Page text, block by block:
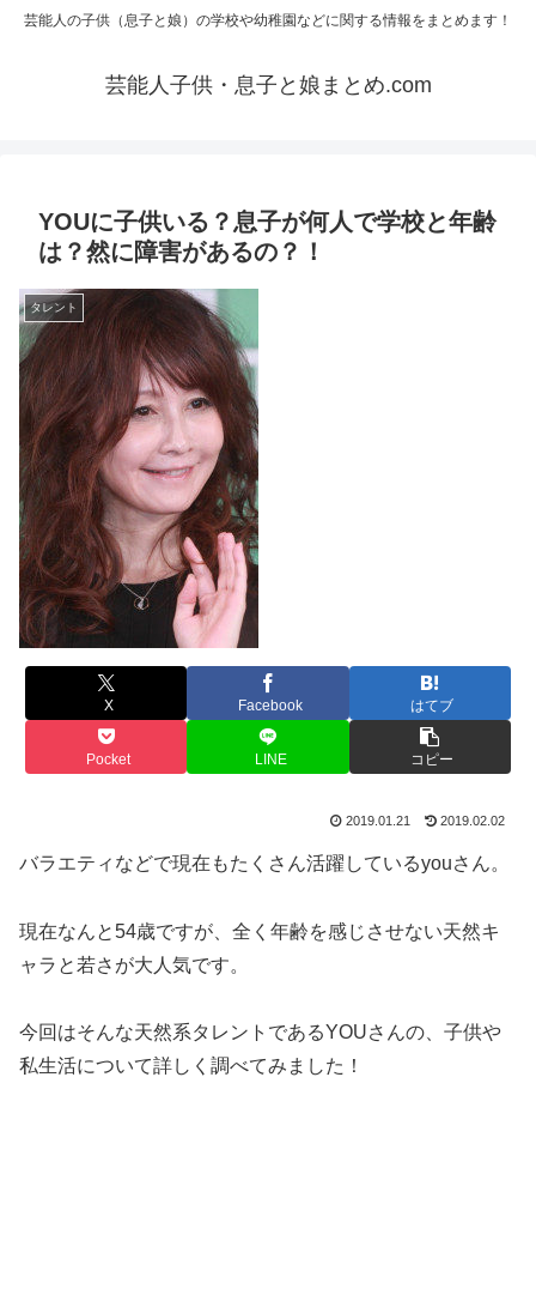
芸能人の子供（息子と娘）の学校や幼稚園などに関する情報をまとめます！
芸能人子供・息子と娘まとめ.com
YOUに子供いる？息子が何人で学校と年齢
は？然に障害があるの？！
タレント
X Facebook はてブ
Pocket LINE コピー
2019.01.21 2019.02.02
バラエティなどで現在もたくさん活躍しているyouさん。
現在なんと54歳ですが、全く年齢を感じさせない天然キ
ャラと若さが大人気です。
今回はそんな天然系タレントであるYOUさんの、子供や
私生活について詳しく調べてみました！